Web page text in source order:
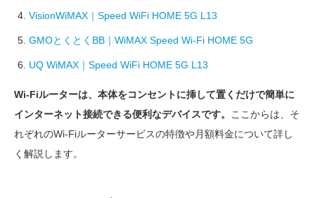
VisionWiMAX｜Speed WiFi HOME 5G L13
GMOとくとくBB｜WiMAX Speed Wi-Fi HOME 5G
UQ WiMAX｜Speed WiFi HOME 5G L13
Wi-Fiルーターは、本体をコンセントに挿して置くだけで簡単に
インターネット接続できる便利なデバイスです。
ここからは、そ
れぞれのWi-Fiルーターサービスの特徴や月額料金について詳し
く解説します。